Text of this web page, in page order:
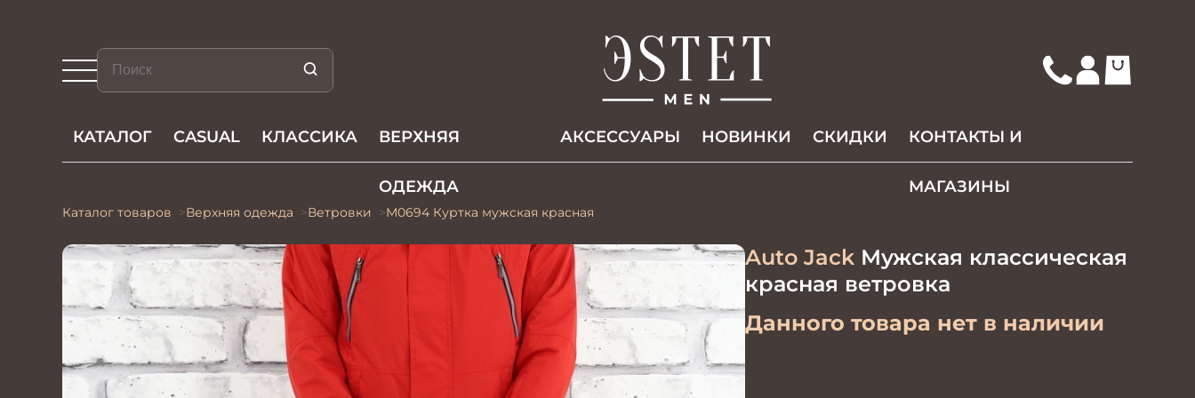
КАТАЛОГ CASUAL КЛАССИКА ВЕРХНЯЯ
ОДЕЖДА
АКCЕССУАРЫ НОВИНКИ СКИДКИ КОНТАКТЫ И
МАГАЗИНЫ
Каталог товаров Верхняя одежда Ветровки М0694 Куртка мужская красная
Auto JackМужская классическая
красная ветровка
Данного товара нет в наличии